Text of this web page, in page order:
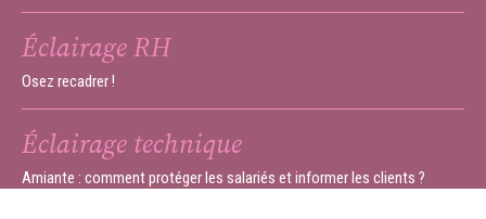
Éclairage RH
Osez recadrer !
Éclairage technique
Amiante : comment protéger les salariés et informer les clients ?